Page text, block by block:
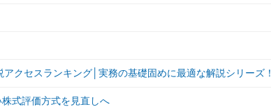
クセスランキング│実務の基礎固めに最適な解説シリーズ！
式評価方式を見直しへ